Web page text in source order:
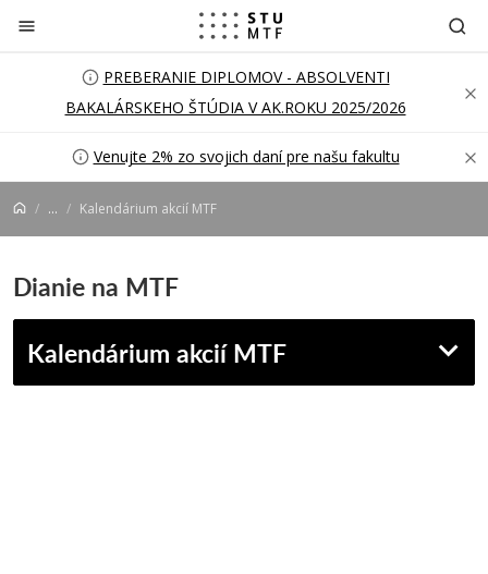
Prejsť na obsah
PREBERANIE DIPLOMOV - ABSOLVENTI
BAKALÁRSKEHO ŠTÚDIA V AK.ROKU 2025/2026
Venujte 2% zo svojich daní pre našu fakultu
... Kalendárium akcií MTF
Dianie na MTF
Kalendárium akcií MTF